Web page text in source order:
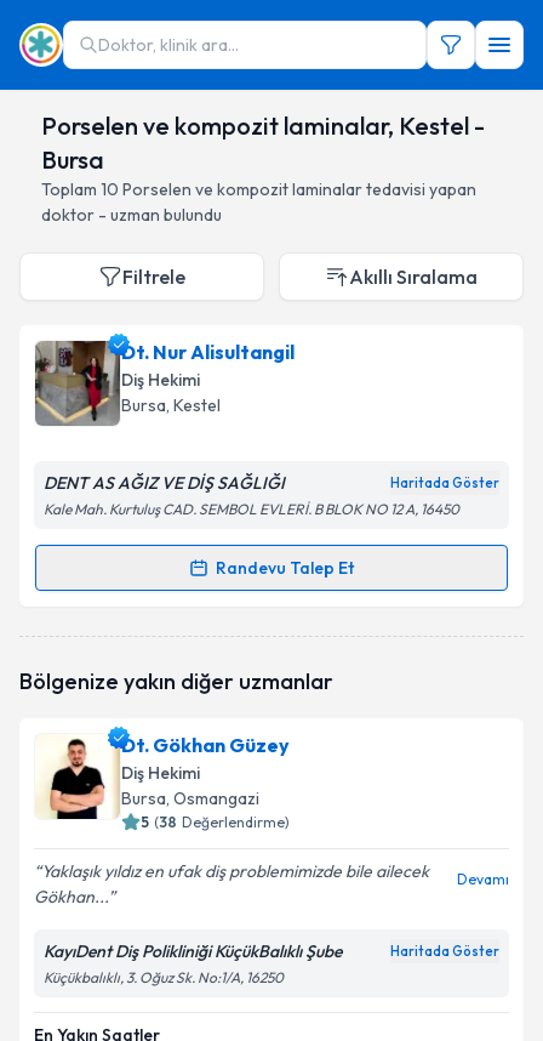
Doktor, klinik ara...
Porselen ve kompozit laminalar, Kestel -
Bursa
Toplam 10 Porselen ve kompozit laminalartedavisi yapan
doktor - uzman bulundu
Filtrele Akıllı Sıralama
Dt. Nur Alisultangil
Diş Hekimi
Bursa, Kestel
DENT AS AĞIZ VE DİŞ SAĞLIĞI Haritada Göster
Kale Mah. Kurtuluş CAD. SEMBOL EVLERİ. B BLOK NO 12 A, 16450
Randevu Talep Et
Randevu Takvimi Talebi
oluşturun. Size bu uzmandan randevu almanız için bir
E-posta Adresiniz
Kişisel verilerimin işlenmesine ilişkinAydınlatma
Bölgenize yakın diğer uzmanlar
Dt. Gökhan Güzey
Diş Hekimi
Bursa, Osmangazi
5 (38 Değerlendirme)
Yaklaşık yıldız en ufak diş problemimizde bile ailecek
Gökhan...
Devamı
KayıDent Diş Polikliniği KüçükBalıklı Şube Haritada Göster
Küçükbalıklı, 3. Oğuz Sk. No:1/A, 16250
En Yakın Saatler